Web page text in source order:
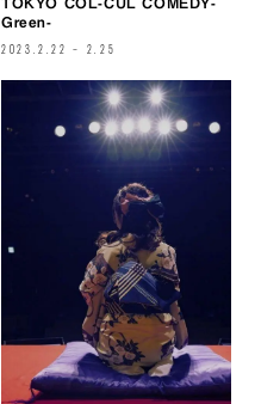
Green-
2023.2.22 – 2.25